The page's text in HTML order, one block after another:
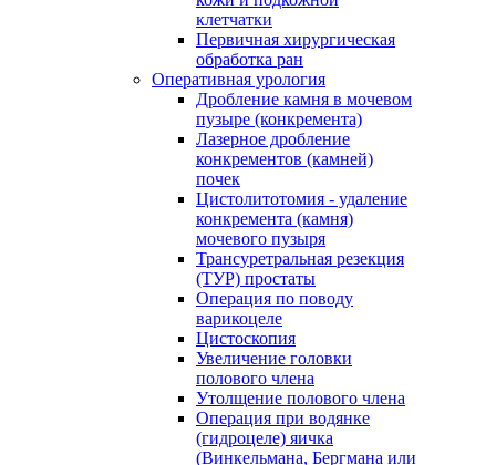
клетчатки
Первичная хирургическая
обработка ран
Оперативная урология
Дробление камня в мочевом
пузыре (конкремента)
Лазерное дробление
конкрементов (камней)
почек
Цистолитотомия - удаление
конкремента (камня)
мочевого пузыря
Трансуретральная резекция
(ТУР) простаты
Операция по поводу
варикоцеле
Цистоскопия
Увеличение головки
полового члена
Утолщение полового члена
Операция при водянке
(гидроцеле) яичка
(Винкельмана, Бергмана или